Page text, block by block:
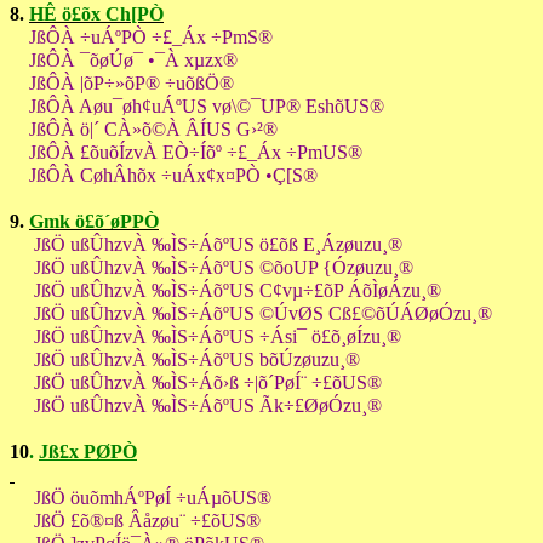
8. HÊ ö£õx Ch[PÒ
JßÔÀ ÷uÁºPÒ ÷£_Áx ÷PmS®
JßÔÀ ¯õøÚø¯ •¯À xµzx®
JßÔÀ |õP÷»õP® ÷uõßÖ®
JßÔÀ Aøu¯øh¢uÁºUS vø\©¯UP® EshõUS®
JßÔÀ ö|´ CÀ»õ©À ÂÍUS G›²®
JßÔÀ £õuõÍzvÀ EÒ÷Íõº ÷£_Áx ÷PmUS®
JßÔÀ CøhÂhõx ÷uÁx¢x¤PÒ •Ç[S®
9. Gmk ö£õ´øPPÒ
JßÖ ußÛhzvÀ ‰ÌS÷ÁõºUS ö£õß E¸Ázøuzu¸®
JßÖ ußÛhzvÀ ‰ÌS÷ÁõºUS ©õoUP {Ózøuzu¸®
JßÖ ußÛhzvÀ ‰ÌS÷ÁõºUS C¢vµ÷£õP ÁõÌøÁzu¸®
JßÖ ußÛhzvÀ ‰ÌS÷ÁõºUS ©ÚvØS Cß£©õÚÁØøÓzu¸®
JßÖ ußÛhzvÀ ‰ÌS÷ÁõºUS ÷Ási¯ ö£õ¸øÍzu¸®
JßÖ ußÛhzvÀ ‰ÌS÷ÁõºUS bõÚzøuzu¸®
JßÖ ußÛhzvÀ ‰ÌS÷Áõ›ß ÷|õ´PøÍ¨ ÷£õUS®
JßÖ ußÛhzvÀ ‰ÌS÷ÁõºUS Ãk÷£ØøÓzu¸®
10. Jß£x PØPÒ
JßÖ öuõmhÁºPøÍ ÷uÁµõUS®
JßÖ £õ®¤ß Âåzøu¨ ÷£õUS®